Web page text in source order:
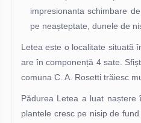
impresionanta schimbare
pe neașteptate, dunele de
Letea este o localitate situată
are în componență 4 sate.
comuna C. A. Rosetti trăiesc
Pădurea Letea a luat
plantele cresc pe nisip de